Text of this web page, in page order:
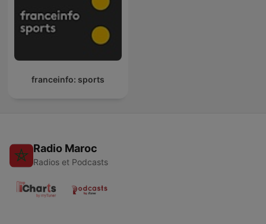
franceinfo: sports
Radio Maroc
Radios et Podcasts